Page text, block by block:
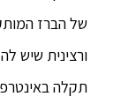
של הברז
ורצינית שיש
תקלה